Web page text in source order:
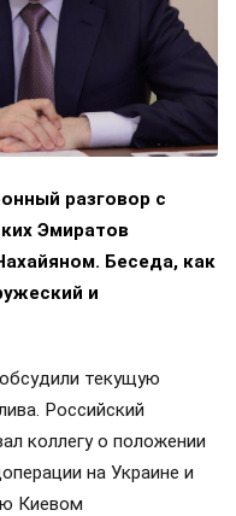
разговор с
Эмиратов
Беседа, как
и
текущую
Российский
коллегу о положении
на Украине и
Киевом